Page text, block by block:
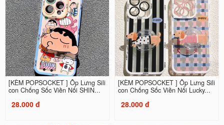
[KÈM POPSOCKET ] Ốp Lưng Sili
con Chống Sốc Viền Nổi SHIN...
28.000 đ
[KÈM POPSOCKET ] Ốp Lưng Sili
con Chống Sốc Viền Nổi Lucky...
28.000 đ